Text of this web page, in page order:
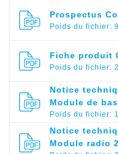
Prospectus
Poids du fichier:
Fiche produit
Poids du fichier:
Notice
Module de
Poids du fichier:
Notice
Module radio